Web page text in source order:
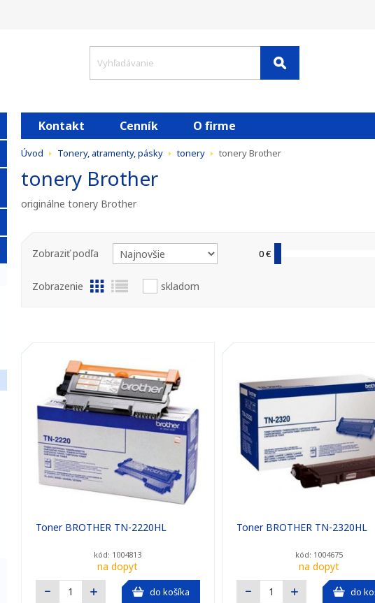
Kontakt Cenník O firme
Úvod Tonery, atramenty, pásky tonery tonery Brother
tonery Brother
originálne tonery Brother
0 €
Zobrazenie skladom
Zobraziť podľa
Toner BROTHER TN-2220HL
kód: 1004813
na dopyt
do košíka
Toner BROTHER TN-2320HL
kód: 1004675
na dopyt
do